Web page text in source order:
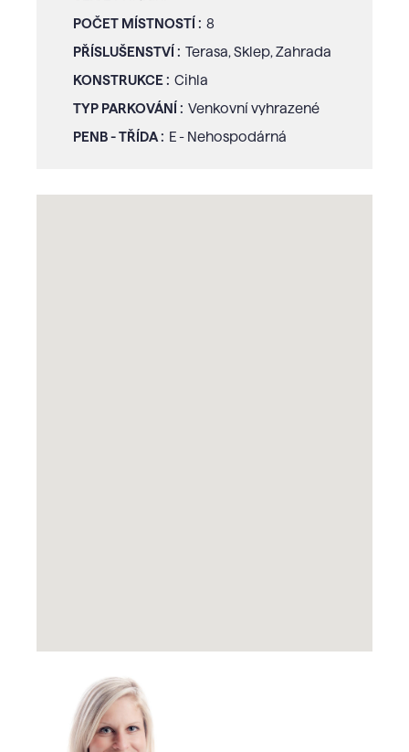
POČET MÍSTNOSTÍ : 8
PŘÍSLUŠENSTVÍ : Terasa, Sklep, Zahrada
KONSTRUKCE : Cihla
TYP PARKOVÁNÍ : Venkovní vyhrazené
PENB - TŘÍDA : E - Nehospodárná